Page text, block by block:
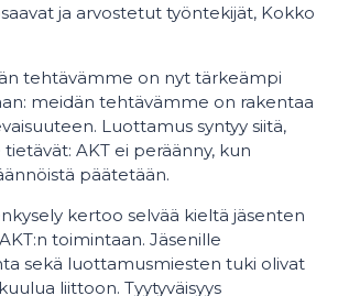
ja arvostetut työntekijät, Kokko
tehtävämme on nyt tärkeämpi
meidän tehtävämme on rakentaa
Luottamus syntyy siitä,
AKT ei peräänny, kun
päätetään.
kertoo selvää kieltä jäsenten
toimintaan. Jäsenille
sekä luottamusmiesten tuki olivat
liittoon. Tyytyväisyys